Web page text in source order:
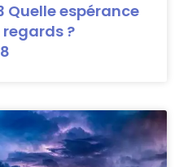
Quelle espérance
?